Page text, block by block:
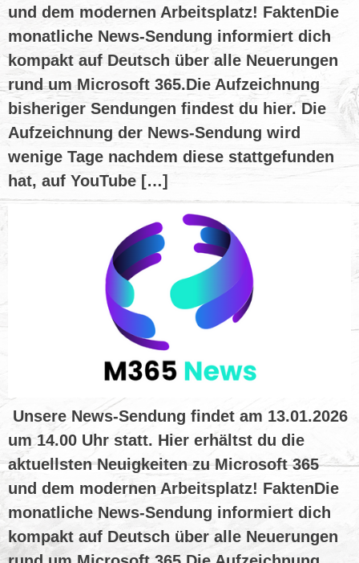
und dem modernen Arbeitsplatz! FaktenDie
monatliche News-Sendung informiert dich
kompakt auf Deutsch über alle Neuerungen
rund um Microsoft 365.Die Aufzeichnung
bisheriger Sendungen findest du hier. Die
Aufzeichnung der News-Sendung wird
wenige Tage nachdem diese stattgefunden
hat, auf YouTube […]
Unsere News-Sendung findet am 13.01.2026
um 14.00 Uhr statt. Hier erhältst du die
aktuellsten Neuigkeiten zu Microsoft 365
und dem modernen Arbeitsplatz! FaktenDie
monatliche News-Sendung informiert dich
kompakt auf Deutsch über alle Neuerungen